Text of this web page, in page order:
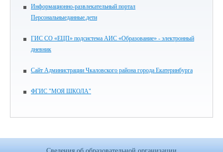
Информационно-развлекательный портал
Персональныеданные.дети
ГИС СО «ЕЦП» подсистема АИС «Образование» - электронный
дневник
Сайт Администрации Чкаловского района города Екатеринбурга
ФГИС "МОЯ ШКОЛА"